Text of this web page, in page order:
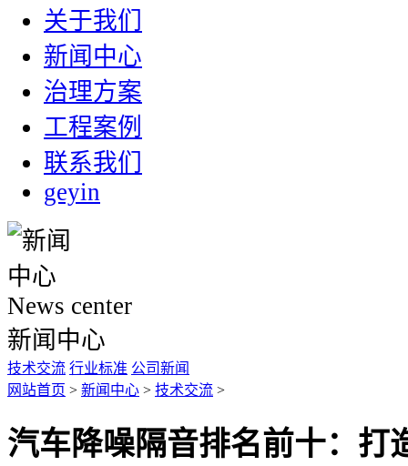
关于我们
新闻中心
治理方案
工程案例
联系我们
geyin
News center
新闻中心
技术交流 行业标准 公司新闻
网站首页 > 新闻中心 > 技术交流 >
汽车降噪隔音排名前十：打